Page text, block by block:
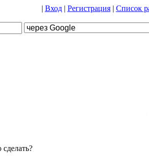
| Вход| Регистрация| Список